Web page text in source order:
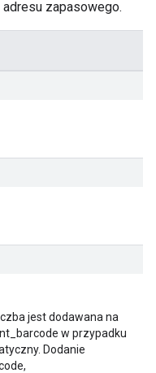
zapasowego.
jest dodawana na
w przypadku
Dodanie